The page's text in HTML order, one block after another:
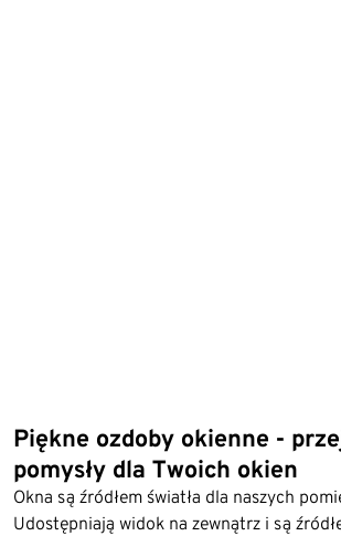
Piękne ozdoby okienne -
pomysły dla Twoich okien
Okna są źródłem światła dla naszych
Udostępniają widok na zewnątrz i są